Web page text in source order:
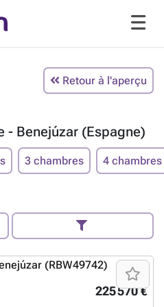
Retour à l'aperçu
- Benejúzar (Espagne)
3 chambres 4 chambres
225 570 €